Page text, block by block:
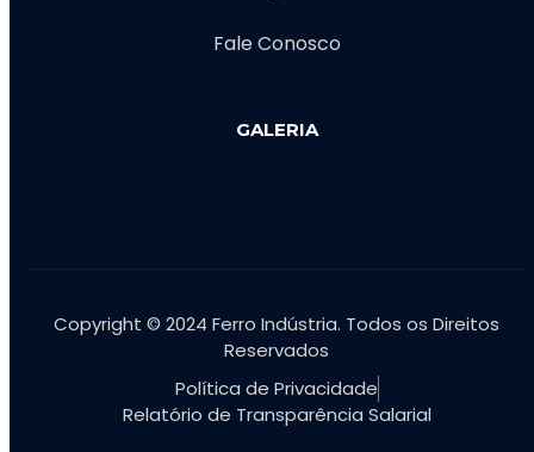
Fale Conosco
GALERIA
Copyright © 2024 Ferro Indústria. Todos os Direitos
Reservados
Política de Privacidade
Relatório de Transparência Salarial